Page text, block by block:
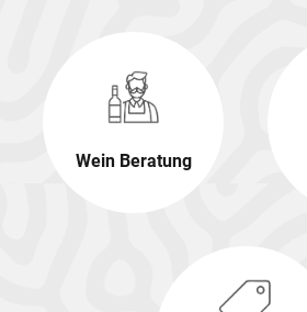
Wein Beratung